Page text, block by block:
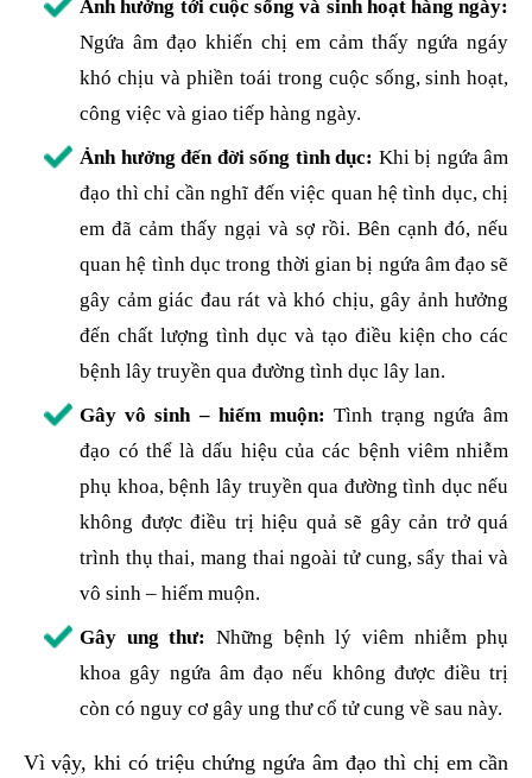
Ảnh hưởng tới cuộc sống và sinh hoạt hàng ngày:
Ngứa âm đạo khiến chị em cảm thấy ngứa ngáy
khó chịu và phiền toái trong cuộc sống, sinh hoạt,
công việc và giao tiếp hàng ngày.
Ảnh hưởng đến đời sống tình dục: Khi bị ngứa âm
đạo thì chỉ cần nghĩ đến việc quan hệ tình dục, chị
em đã cảm thấy ngại và sợ rồi. Bên cạnh đó, nếu
quan hệ tình dục trong thời gian bị ngứa âm đạo sẽ
gây cảm giác đau rát và khó chịu, gây ảnh hưởng
đến chất lượng tình dục và tạo điều kiện cho các
bệnh lây truyền qua đường tình dục lây lan.
Gây vô sinh – hiếm muộn: Tình trạng ngứa âm
đạo có thể là dấu hiệu của các bệnh viêm nhiễm
phụ khoa, bệnh lây truyền qua đường tình dục nếu
không được điều trị hiệu quả sẽ gây cản trở quá
trình thụ thai, mang thai ngoài tử cung, sẩy thai và
vô sinh – hiếm muộn.
Gây ung thư: Những bệnh lý viêm nhiễm phụ
khoa gây ngứa âm đạo nếu không được điều trị
còn có nguy cơ gây ung thư cổ tử cung về sau này.
Vì vậy, khi có triệu chứng ngứa âm đạo thì chị em cần